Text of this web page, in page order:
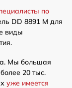
по
DD 8891 M для
виды
Мы большая
20 тыс.
уже имеется